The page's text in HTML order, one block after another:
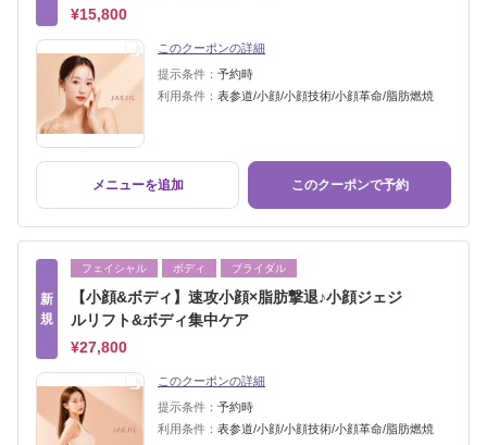
¥15,800
このクーポンの詳細
提示条件： 予約時
利用条件： 表参道/小顔/小顔技術/小顔革命/脂肪燃焼
メニューを追加 このクーポンで予約
新
規
フェイシャル ボディ ブライダル
【小顔&ボディ】速攻小顔×脂肪撃退♪小顔ジェジ
ルリフト&ボディ集中ケア
¥27,800
このクーポンの詳細
提示条件： 予約時
利用条件： 表参道/小顔/小顔技術/小顔革命/脂肪燃焼